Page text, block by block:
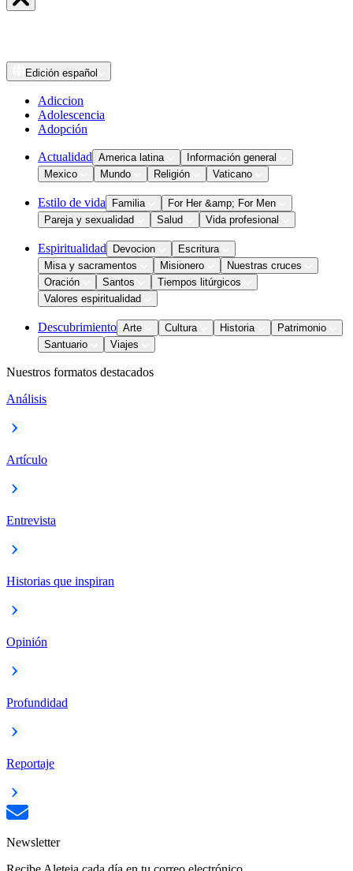
Edición español
Adiccion
Adolescencia
Adopción
Actualidad America latina
Información general
Mexico
Mundo Religión Vaticano
Estilo de vida Familia
For Her &amp; For Men
Pareja y sexualidad
Salud Vida profesional
Espiritualidad Devocion
Escritura
Misa y sacramentos
Misionero
Nuestras cruces
Oración
Santos
Tiempos litúrgicos
Valores espiritualidad
Descubrimiento Arte Cultura Historia
Patrimonio
Santuario
Viajes
Nuestros formatos destacados
Análisis
Artículo
Entrevista
Historias que inspiran
Opinión
Profundidad
Reportaje
Newsletter